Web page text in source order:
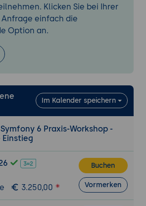
Sicherheit und Arbeitsabläufe
und Services
in Symfony (Log-in,
etc.)
Backend installieren und
anpassen
Verarbeitung
in Symfony
Administrator*innen senden
Klicken Sie bei Ihrer
Anfrage einfach die
Option an.
Im Kalender speichern
6 Praxis-Workshop -
3.250,00
Buchen
Vormerken